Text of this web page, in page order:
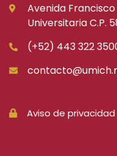
Avenida
Universitaria C.P.
(+52) 443 322
Aviso de privacidad